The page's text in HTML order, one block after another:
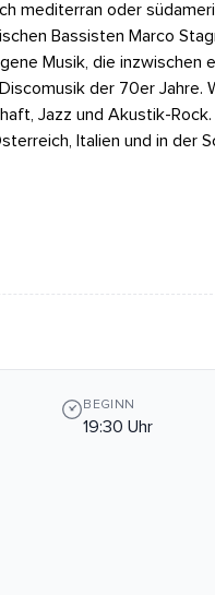
mediterran oder
Bassisten Marco
Musik, die inzwischen
der 70er
Jazz und Akustik-
Italien und in
BEGINN
19:30 Uhr